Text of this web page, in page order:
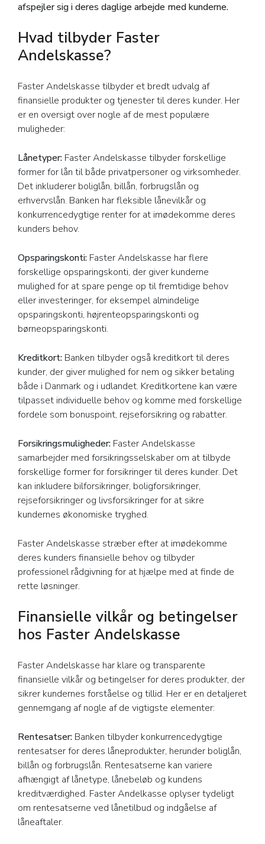
afspejler sig i deres daglige arbejde med kunderne.
Hvad tilbyder Faster
Andelskasse?
Faster Andelskasse tilbyder et bredt udvalg af
finansielle produkter og tjenester til deres kunder. Her
er en oversigt over nogle af de mest populære
muligheder:
Lånetyper: Faster Andelskasse tilbyder forskellige
former for lån til både privatpersoner og virksomheder.
Det inkluderer boliglån, billån, forbrugslån og
erhvervslån. Banken har fleksible lånevilkår og
konkurrencedygtige renter for at imødekomme deres
kunders behov.
Opsparingskonti: Faster Andelskasse har flere
forskellige opsparingskonti, der giver kunderne
mulighed for at spare penge op til fremtidige behov
eller investeringer, for eksempel almindelige
opsparingskonti, højrenteopsparingskonti og
børneopsparingskonti.
Kreditkort: Banken tilbyder også kreditkort til deres
kunder, der giver mulighed for nem og sikker betaling
både i Danmark og i udlandet. Kreditkortene kan være
tilpasset individuelle behov og komme med forskellige
fordele som bonuspoint, rejseforsikring og rabatter.
Forsikringsmuligheder: Faster Andelskasse
samarbejder med forsikringsselskaber om at tilbyde
forskellige former for forsikringer til deres kunder. Det
kan inkludere bilforsikringer, boligforsikringer,
rejseforsikringer og livsforsikringer for at sikre
kundernes økonomiske tryghed.
Faster Andelskasse stræber efter at imødekomme
deres kunders finansielle behov og tilbyder
professionel rådgivning for at hjælpe med at finde de
rette løsninger.
Finansielle vilkår og betingelser
hos Faster Andelskasse
Faster Andelskasse har klare og transparente
finansielle vilkår og betingelser for deres produkter, der
sikrer kundernes forståelse og tillid. Her er en detaljeret
gennemgang af nogle af de vigtigste elementer:
Rentesatser: Banken tilbyder konkurrencedygtige
rentesatser for deres låneprodukter, herunder boliglån,
billån og forbrugslån. Rentesatserne kan variere
afhængigt af lånetype, lånebeløb og kundens
kreditværdighed. Faster Andelkasse oplyser tydeligt
om rentesatserne ved lånetilbud og indgåelse af
låneaftaler.